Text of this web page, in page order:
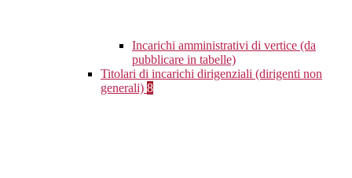
Incarichi amministrativi di vertice (da
pubblicare in tabelle)
Titolari di incarichi dirigenziali (dirigenti non
generali) 8